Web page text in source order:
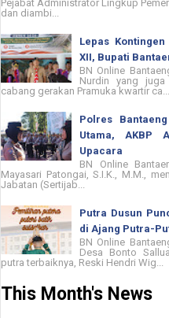
Pejabat Administrator Lingkup
dan diambi...
Lepas
XII, Bupati
BN Online
Nurdin yang
cabang gerakan Pramuka kwartir ca...
Polres
Utama, AKBP
Upacara
BN Online
Mayasari Patongai, S.I.K., M.M.,
Jabatan (Sertijab...
Putra Dusun
di Ajang Putra-
BN Online
Desa Bonto
putra terbaiknya, Reski Hendri Wig...
This Month's News